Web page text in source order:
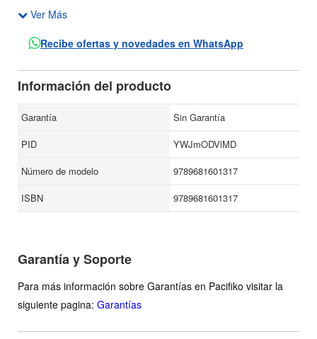
propuso explicar el desarrollo del pensamiento en el
hombre occidental, respetando una continuidad cronológica
Oriente y llega hasta la filosofía alemana, francesa e
inglesa del siglo XIX. La intención de Dilthey, por otro lado,
los grandes filósofos y una exposición parcial de sus ideas.
Ver Más
Recibe ofertas y novedades en WhatsApp
Información del producto
Garantía
Sin Garantía
PID
YWJmODVlMD
Número de modelo
9789681601317
ISBN
9789681601317
Garantía y Soporte
Para más información sobre Garantías en Pacifiko visitar la
siguiente pagina: Garantías